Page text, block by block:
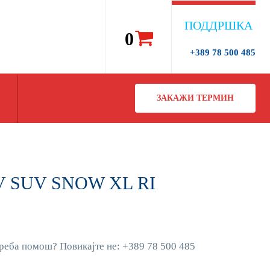
0
ПОДДРШКА
+389 78 500 485
ЗАКАЖИ ТЕРМИН
SUV SNOW XL RI
помош? Повикајте не: +389 78 500 485